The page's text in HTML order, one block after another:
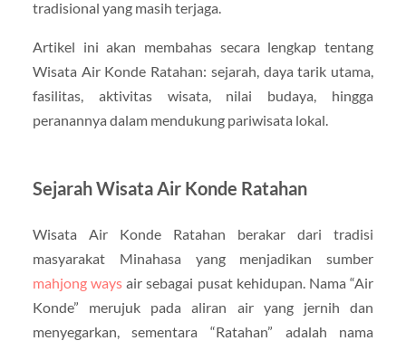
tradisional yang masih terjaga.
Artikel ini akan membahas secara lengkap tentang
Wisata Air Konde Ratahan: sejarah, daya tarik utama,
fasilitas, aktivitas wisata, nilai budaya, hingga
peranannya dalam mendukung pariwisata lokal.
Sejarah Wisata Air Konde Ratahan
Wisata Air Konde Ratahan berakar dari tradisi
masyarakat Minahasa yang menjadikan sumber
mahjong ways air sebagai pusat kehidupan. Nama “Air
Konde” merujuk pada aliran air yang jernih dan
menyegarkan, sementara “Ratahan” adalah nama